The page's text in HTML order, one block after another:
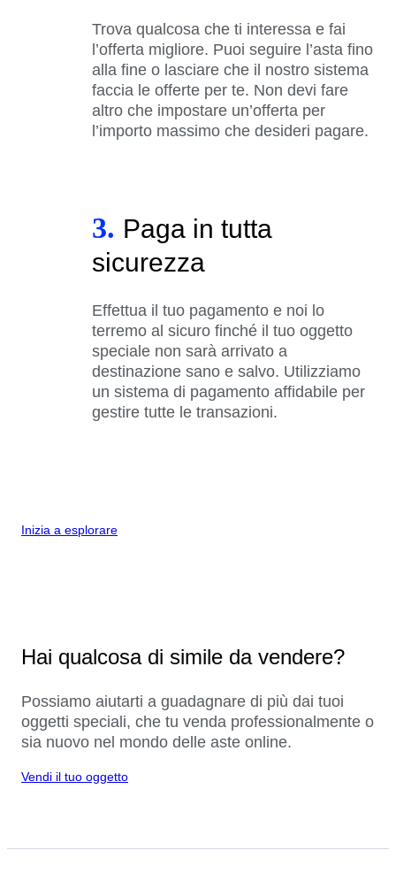
Trova qualcosa che ti interessa e fai
l’offerta migliore. Puoi seguire l’asta fino
alla fine o lasciare che il nostro sistema
faccia le offerte per te. Non devi fare
altro che impostare un’offerta per
l’importo massimo che desideri pagare.
3. Paga in tutta
sicurezza
Effettua il tuo pagamento e noi lo
terremo al sicuro finché il tuo oggetto
speciale non sarà arrivato a
destinazione sano e salvo. Utilizziamo
un sistema di pagamento affidabile per
gestire tutte le transazioni.
Inizia a esplorare
Hai qualcosa di simile da vendere?
Possiamo aiutarti a guadagnare di più dai tuoi
oggetti speciali, che tu venda professionalmente o
sia nuovo nel mondo delle aste online.
Vendi il tuo oggetto